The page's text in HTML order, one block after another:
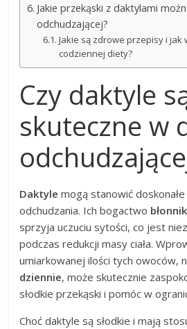
Jakie przekąski z daktylami
odchudzającej?
Jakie są zdrowe przepisy i jak
codziennej diety?
Czy daktyle
skuteczne w
Daktyle mogą stanowić
odchudzania. Ich bogactwo
sprzyja uczuciu sytości, co jest
podczas redukcji masy ciała.
umiarkowanej ilości tych owoców,
dziennie, może skutecznie
słodkie przekąski i pomóc w
Choć daktyle są słodkie i mają